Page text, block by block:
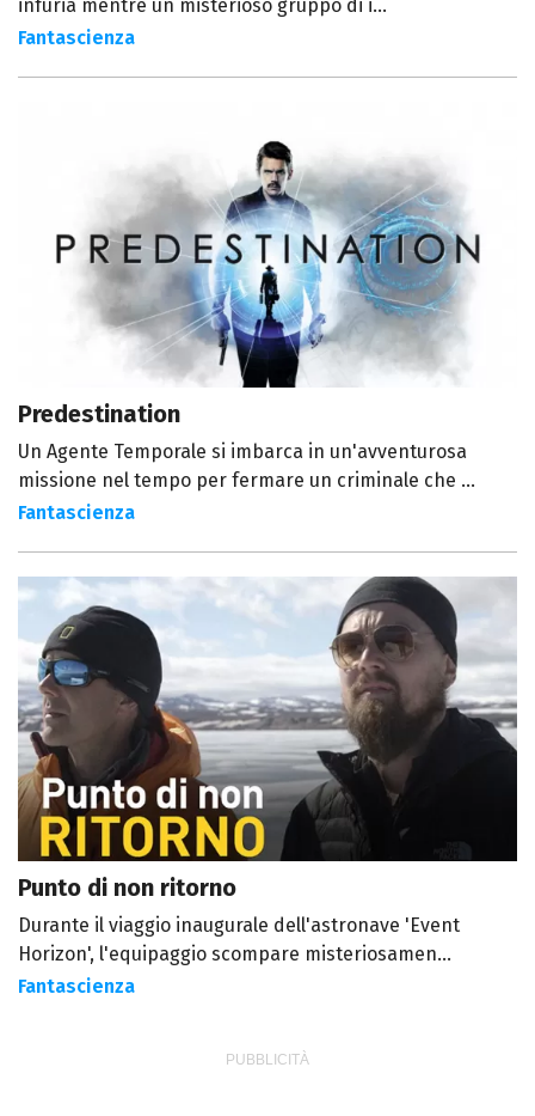
infuria mentre un misterioso gruppo di i...
Fantascienza
Predestination
Un Agente Temporale si imbarca in un'avventurosa
missione nel tempo per fermare un criminale che ...
Fantascienza
Punto di non ritorno
Durante il viaggio inaugurale dell'astronave 'Event
Horizon', l'equipaggio scompare misteriosamen...
Fantascienza